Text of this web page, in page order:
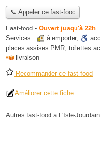
📞 Appeler ce fast-food
Fast-food - Ouvert jusqu'à 22h
Services :
à emporter,
places assises PMR, toilettes
livraison
Recommander ce fast-food
Améliorer cette fiche
Autres fast-food à L'Isle-Jourdain